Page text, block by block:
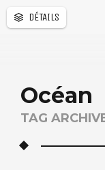
DÉTAILS
Océan
TAG